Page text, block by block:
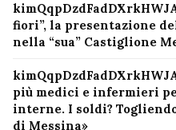
fiori”, la presentazione
nella “sua” Castiglione
più medici e infermieri
interne. I soldi?
di Messina»